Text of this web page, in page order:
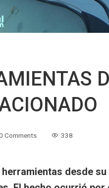
Comments 338
desde